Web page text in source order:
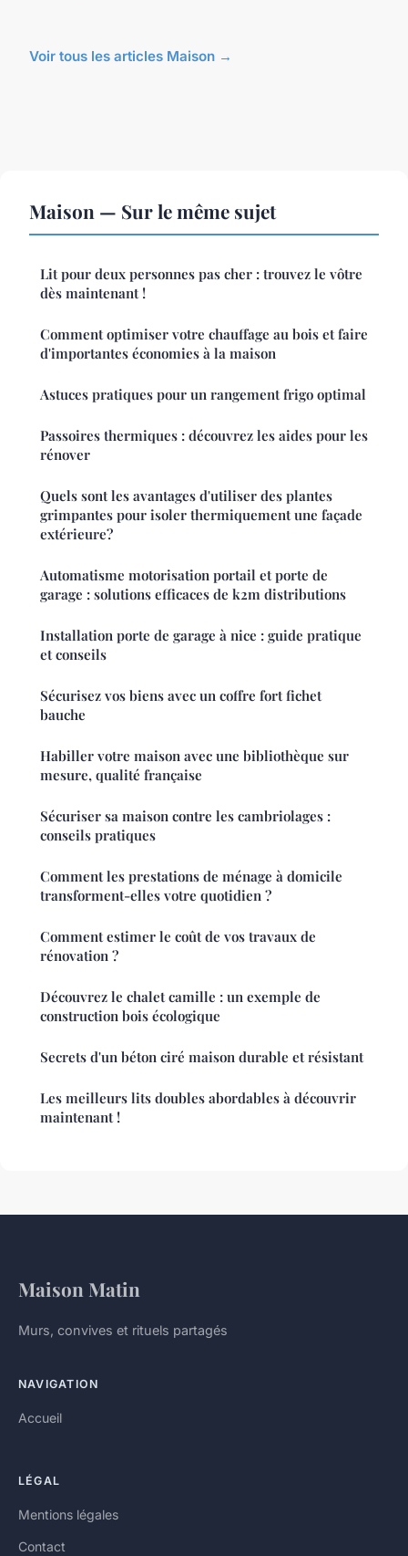
Voir tous les articles Maison →
Maison — Sur le même sujet
Lit pour deux personnes pas cher : trouvez le vôtre
dès maintenant !
Comment optimiser votre chauffage au bois et faire
d'importantes économies à la maison
Astuces pratiques pour un rangement frigo optimal
Passoires thermiques : découvrez les aides pour les
rénover
Quels sont les avantages d'utiliser des plantes
grimpantes pour isoler thermiquement une façade
extérieure?
Automatisme motorisation portail et porte de
garage : solutions efficaces de k2m distributions
Installation porte de garage à nice : guide pratique
et conseils
Sécurisez vos biens avec un coffre fort fichet
bauche
Habiller votre maison avec une bibliothèque sur
mesure, qualité française
Sécuriser sa maison contre les cambriolages :
conseils pratiques
Comment les prestations de ménage à domicile
transforment-elles votre quotidien ?
Comment estimer le coût de vos travaux de
rénovation ?
Découvrez le chalet camille : un exemple de
construction bois écologique
Secrets d'un béton ciré maison durable et résistant
Les meilleurs lits doubles abordables à découvrir
maintenant !
Maison Matin
Murs, convives et rituels partagés
NAVIGATION
Accueil
LÉGAL
Mentions légales
Contact